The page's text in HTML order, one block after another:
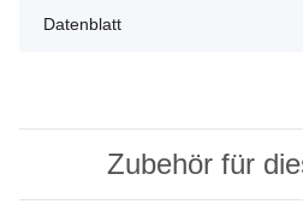
Datenblatt
Zubehör für